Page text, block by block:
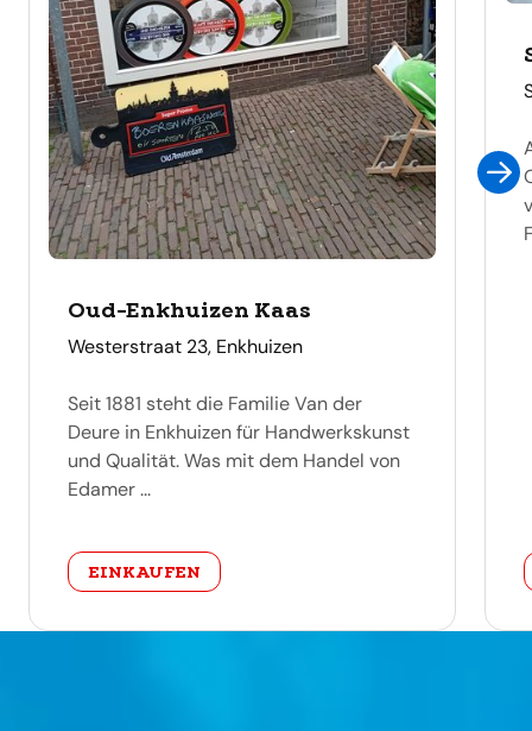
Oud-Enkhuizen Kaas
adres
Westerstraat 23, Enkhuizen
Seit 1881 steht die Familie Van der
Deure in Enkhuizen für Handwerkskunst
und Qualität. Was mit dem Handel von
Edamer ...
categorie
EINKAUFEN